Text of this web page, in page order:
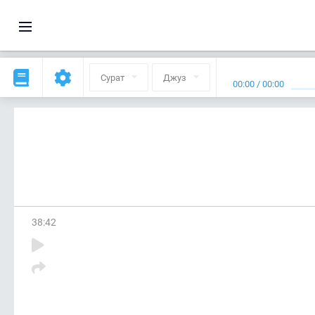
Сурат Джуз 00:00 /00:00
38:42